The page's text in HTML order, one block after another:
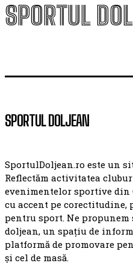
SPORTUL
SPORTUL DOLJEAN
SportulDoljean.ro este un
Reflectăm activitatea
evenimentelor sportive
cu accent pe
pentru sport. Ne propunem
doljean, un spațiu de
platformă de promovare
și cel de masă.